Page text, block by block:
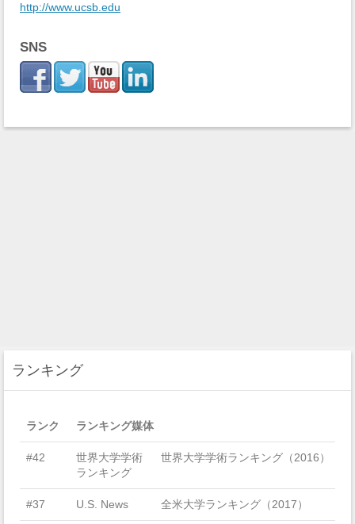
http://www.ucsb.edu
SNS
ランキング
ランク ランキング媒体
#42
世界大学学術
ランキング
世界大学学術ランキング（2016）
#37 U.S. News 全米大学ランキング（2017）